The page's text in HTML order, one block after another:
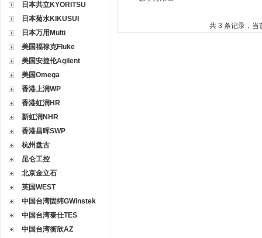
日本共立KYORITSU
日本菊水KIKUSUI
日本万用Multi
美国福禄克Fluke
美国安捷伦Agilent
美国Omega
香港上润WP
香港虹润HR
新虹润NHR
香港昌晖SWP
杭州盘古
昆仑工控
北京金立石
英国WEST
中国台湾固纬GWinstek
中国台湾泰仕TES
中国台湾衡欣AZ
共 3 条记录，